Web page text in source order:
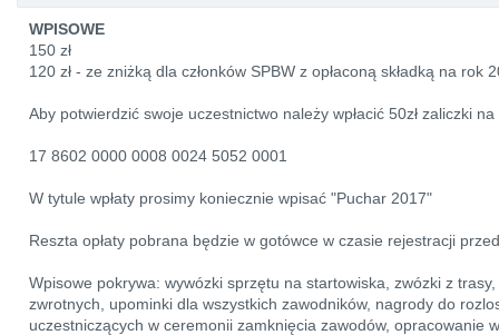
WPISOWE
150 zł
120 zł - ze zniżką dla członków SPBW z opłaconą składką na rok
Aby potwierdzić swoje uczestnictwo należy wpłacić 50zł zaliczki
17 8602 0000 0008 0024 5052 0001
W tytule wpłaty prosimy koniecznie wpisać "Puchar 2017"
Reszta opłaty pobrana będzie w gotówce w czasie rejestracji
Wpisowe pokrywa: wywózki sprzętu na startowiska, zwózki z
zwrotnych, upominki dla wszystkich zawodników, nagrody do
uczestniczących w ceremonii zamknięcia zawodów, opracowanie